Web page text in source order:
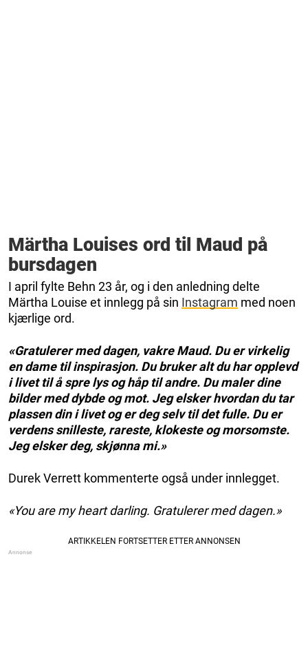
Märtha Louises ord til Maud på
bursdagen
I april fylte Behn 23 år, og i den anledning delte
Märtha Louise et innlegg på sin Instagram med noen
kjærlige ord.
«Gratulerer med dagen, vakre Maud. Du er virkelig
en dame til inspirasjon. Du bruker alt du har opplevd
i livet til å spre lys og håp til andre. Du maler dine
bilder med dybde og mot. Jeg elsker hvordan du tar
plassen din i livet og er deg selv til det fulle. Du er
verdens snilleste, rareste, klokeste og morsomste.
Jeg elsker deg, skjønna mi.»
Durek Verrett kommenterte også under innlegget.
«You are my heart darling. Gratulerer med dagen.»